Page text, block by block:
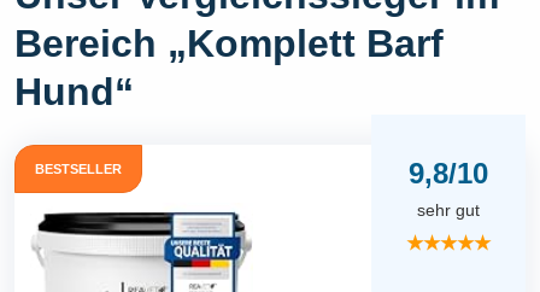
Bereich „Komplett Barf
Hund“
BESTSELLER 9,8/10
sehr gut
★★★★★